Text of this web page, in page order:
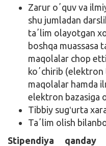
Zarur oʼquv va
shu jumladan
taʼlim olayotgan
boshqa muassasa
maqolalar chop
koʼchirib (elektron
maqolalar hamda
elektron bazasiga
Tibbiy sugʻurta
Taʼlim olish
Stipendiya qanday